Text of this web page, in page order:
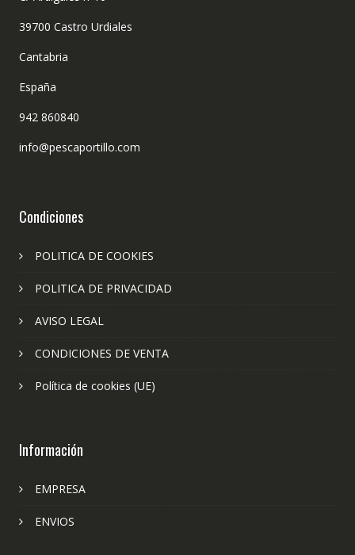
39700 Castro Urdiales
Cantabria
España
942 860840
info@pescaportillo.com
Condiciones
POLITICA DE COOKIES
POLITICA DE PRIVACIDAD
AVISO LEGAL
CONDICIONES DE VENTA
Política de cookies (UE)
Información
EMPRESA
ENVIOS